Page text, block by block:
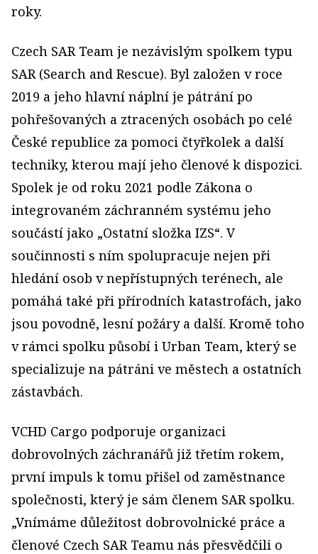
roky.
Czech SAR Team je nezávislým spolkem typu
SAR (Search and Rescue). Byl založen v roce
2019 a jeho hlavní náplní je pátrání po
pohřešovaných a ztracených osobách po celé
České republice za pomoci čtyřkolek a další
techniky, kterou mají jeho členové k dispozici.
Spolek je od roku 2021 podle Zákona o
integrovaném záchranném systému jeho
součástí jako „Ostatní složka IZS“. V
součinnosti s ním spolupracuje nejen při
hledání osob v nepřístupných terénech, ale
pomáhá také při přírodních katastrofách, jako
jsou povodně, lesní požáry a další. Kromě toho
v rámci spolku působí i Urban Team, který se
specializuje na pátráni ve městech a ostatních
zástavbách.
VCHD Cargo podporuje organizaci
dobrovolných záchranářů již třetím rokem,
první impuls k tomu přišel od zaměstnance
společnosti, který je sám členem SAR spolku.
„Vnímáme důležitost dobrovolnické práce a
členové Czech SAR Teamu nás přesvědčili o